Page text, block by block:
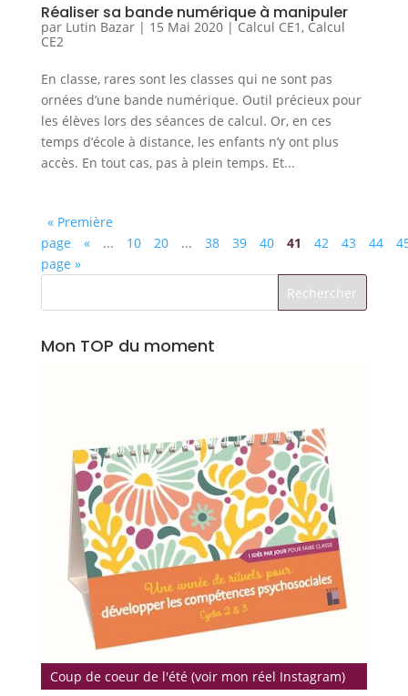
Réaliser sa bande numérique à manipuler
par Lutin Bazar| 15 Mai 2020|Calcul CE1, Calcul
CE2
En classe, rares sont les classes qui ne sont pas
ornées d’une bande numérique. Outil précieux pour
les élèves lors des séances de calcul. Or, en ces
temps d’école à distance, les enfants n’y ont plus
accès. En tout cas, pas à plein temps. Et...
« Première
page
« ... 10 20 ... 38 39 40 41 42 43 44
page »
Mon TOP du moment
Coup de coeur de l'été (voir mon réel Instagram)